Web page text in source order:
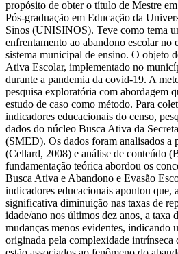
propósito de obter o título de Mestre
Pós-graduação em Educação da
Sinos (UNISINOS). Teve como tema
enfrentamento ao abandono escolar no
sistema municipal de ensino. O objeto
Ativa Escolar, implementado no
durante a pandemia da covid-19. A
pesquisa exploratória com abordagem
estudo de caso como método. Para
indicadores educacionais do censo,
dados do núcleo Busca Ativa da
(SMED). Os dados foram analisados a
(Cellard, 2008) e análise de conteúdo
fundamentação teórica abordou os
Busca Ativa e Abandono e Evasão
indicadores educacionais apontou que,
significativa diminuição nas taxas de
idade/ano nos últimos dez anos, a taxa
mudanças menos evidentes, indicando
originada pela complexidade intrínseca